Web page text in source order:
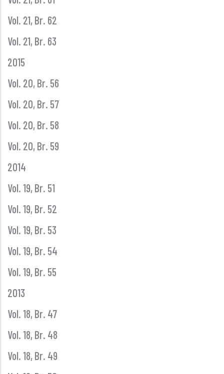
Vol. 21, Br. 62
Vol. 21, Br. 63
2015
Vol. 20, Br. 56
Vol. 20, Br. 57
Vol. 20, Br. 58
Vol. 20, Br. 59
2014
Vol. 19, Br. 51
Vol. 19, Br. 52
Vol. 19, Br. 53
Vol. 19, Br. 54
Vol. 19, Br. 55
2013
Vol. 18, Br. 47
Vol. 18, Br. 48
Vol. 18, Br. 49